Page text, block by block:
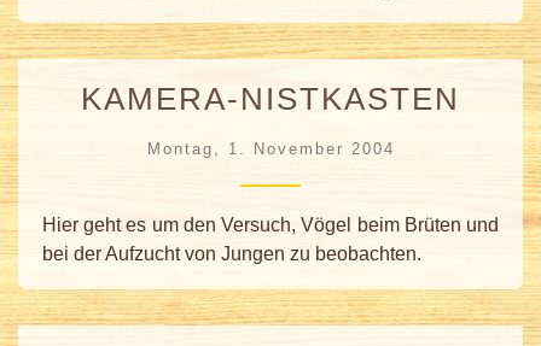
KAMERA-NISTKASTEN
Montag, 1. November 2004
Hier geht es um den Versuch, Vögel beim Brüten und
bei der Aufzucht von Jungen zu beobachten.